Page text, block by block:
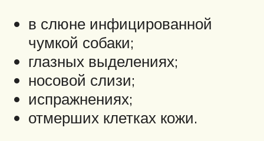
в слюне инфицированной
чумкой собаки;
глазных выделениях;
носовой слизи;
испражнениях;
отмерших клетках кожи.